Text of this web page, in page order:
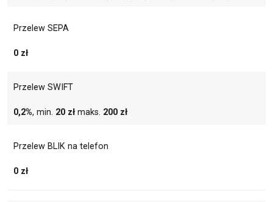
Przelew SEPA
0 zł
Przelew SWIFT
0,2%, min. 20 złmaks. 200 zł
Przelew BLIK na telefon
0 zł